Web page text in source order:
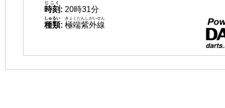
時刻
じこく
: 20時31分
種類
しゅるい
: 極端紫外線
きょくたんしがいせん